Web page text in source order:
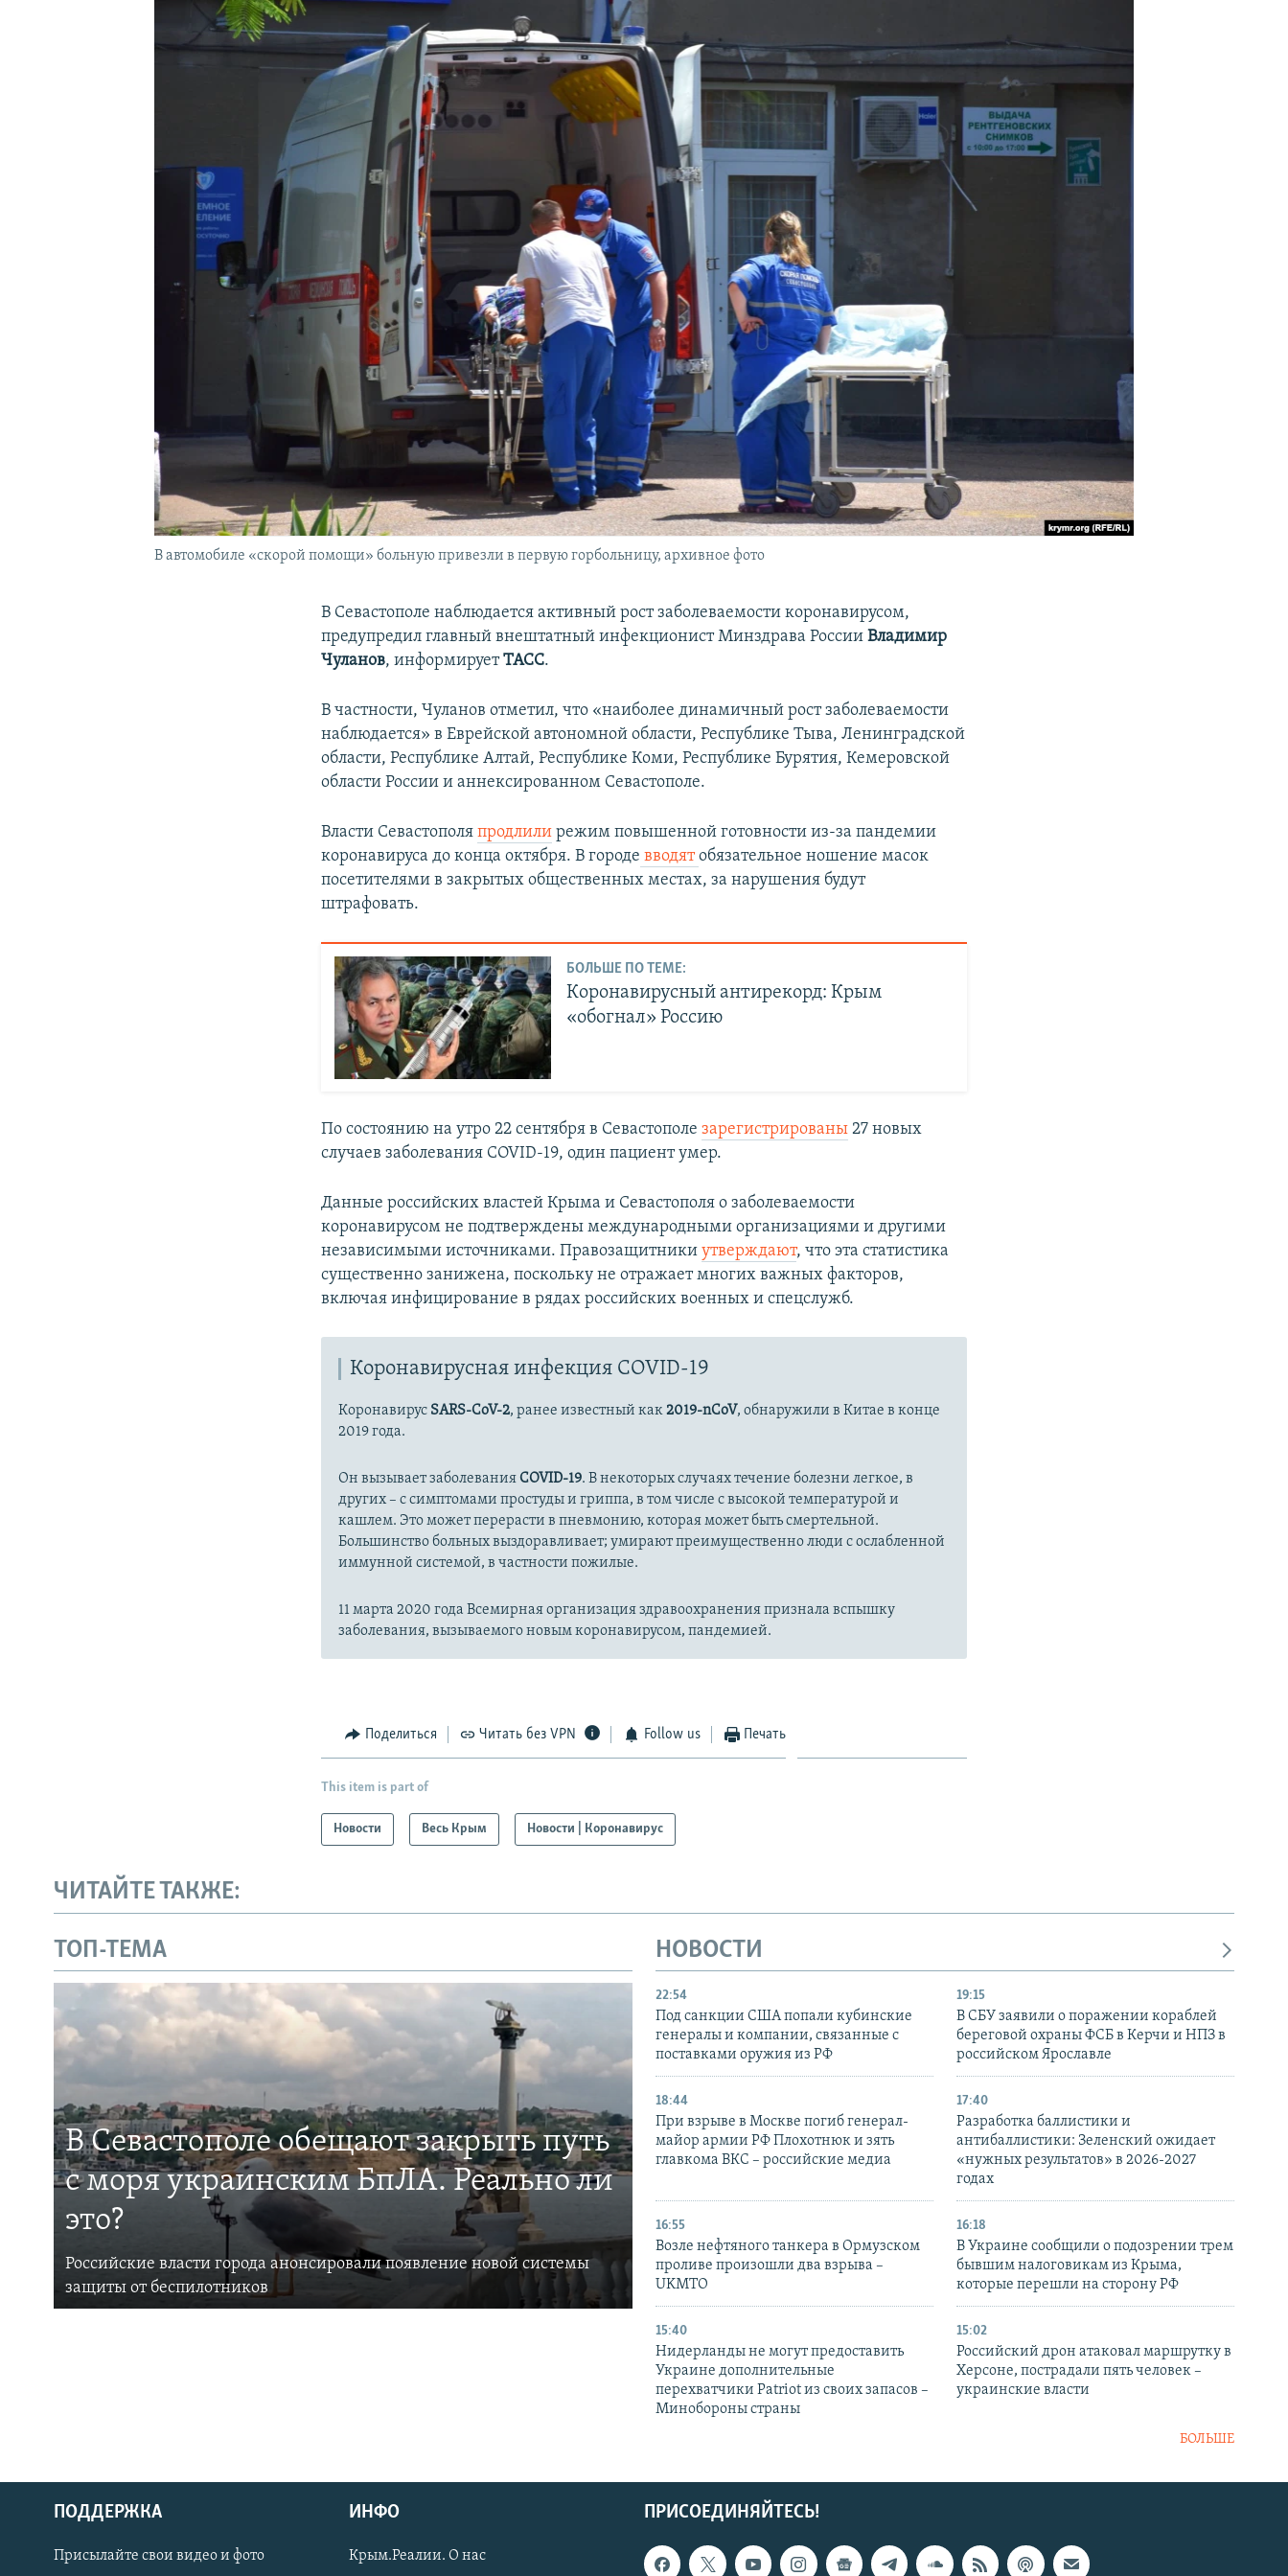
Українською
В автомобиле «скорой помощи» больную привезли в первую горбольницу, архивное фото
В Севастополе наблюдается активный рост заболеваемости коронавирусом,
предупредил главный внештатный инфекционист Минздрава РоссииВладимир
Чуланов, информируетТАСС.
В частности, Чуланов отметил, что «наиболее динамичный рост заболеваемости
наблюдается» в Еврейской автономной области, Республике Тыва, Ленинградской
области, Республике Алтай, Республике Коми, Республике Бурятия, Кемеровской
области России и аннексированном Севастополе.
Власти Севастополяпродлили режим повышенной готовности из-за пандемии
коронавируса до конца октября. В городе вводятобязательное ношение масок
посетителями в закрытых общественных местах, за нарушения будут
штрафовать.
БОЛЬШЕ ПО ТЕМЕ:
Коронавирусный антирекорд: Крым
«обогнал» Россию
По состоянию на утро 22 сентября в Севастополезарегистрированы 27 новых
случаев заболевания COVID-19, один пациент умер.
Данные российских властей Крыма и Севастополя о заболеваемости
коронавирусом не подтверждены международными организациями и другими
независимыми источниками. Правозащитникиутверждают, что эта статистика
существенно занижена, поскольку не отражает многих важных факторов,
включая инфицирование в рядах российских военных и спецслужб.
Коронавирусная инфекция COVID-19
Коронавирус SARS-CoV-2, ранее известный как2019-nCoV, обнаружили в Китае в конце
2019 года.
Он вызывает заболеванияCOVID-19. В некоторых случаях течение болезни легкое, в
других – с симптомами простуды и гриппа, в том числе с высокой температурой и
кашлем. Это может перерасти в пневмонию, которая может быть смертельной.
Большинство больных выздоравливает; умирают преимущественно люди с ослабленной
иммунной системой, в частности пожилые.
11 марта 2020 года Всемирная организация здравоохранения признала вспышку
заболевания, вызываемого новым коронавирусом, пандемией.
Поделиться Читать без VPN Follow us Печать
This item is part of
Новости Весь Крым Новости | Коронавирус
ЧИТАЙТЕ ТАКЖЕ:
ТОП-ТЕМА
В Севастополе обещают закрыть путь
с моря украинским БпЛА. Реально ли
это?
Российские власти города анонсировали появление новой системы
защиты от беспилотников
НОВОСТИ
22:54
Под санкции США попали кубинские
генералы и компании, связанные с
поставками оружия из РФ
19:15
В СБУ заявили о поражении кораблей
береговой охраны ФСБ в Керчи и НПЗ в
российском Ярославле
18:44
При взрыве в Москве погиб генерал-
майор армии РФ Плохотнюк и зять
главкома ВКС – российские медиа
17:40
Разработка баллистики и
антибаллистики: Зеленский ожидает
«нужных результатов» в 2026-2027
годах
16:55
Возле нефтяного танкера в Ормузском
проливе произошли два взрыва –
UKMTO
16:18
В Украине сообщили о подозрении трем
бывшим налоговикам из Крыма,
которые перешли на сторону РФ
15:40
Нидерланды не могут предоставить
Украине дополнительные
перехватчики Patriot из своих запасов –
Минобороны страны
15:02
Российский дрон атаковал маршрутку в
Херсоне, пострадали пять человек –
украинские власти
БОЛЬШЕ
ПРИСОЕДИНЯЙТЕСЬ!
ПОДДЕРЖКА
Присылайте свои видео и фото
ИНФО
Крым.Реалии. О нас